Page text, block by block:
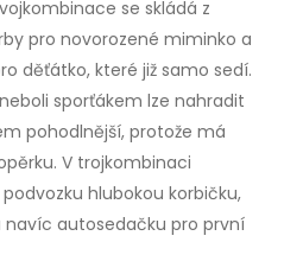
se skládá z
pro novorozené miminko a
děťátko, které již samo sedí.
sporťákem lze nahradit
pohodlnější, protože má
V trojkombinaci
hlubokou korbičku,
autosedačku pro první